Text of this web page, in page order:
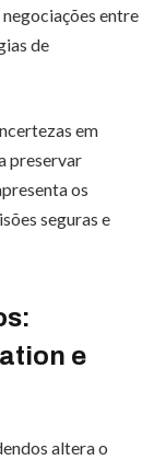
entre
de
em
preservar
os
seguras e
e
altera o